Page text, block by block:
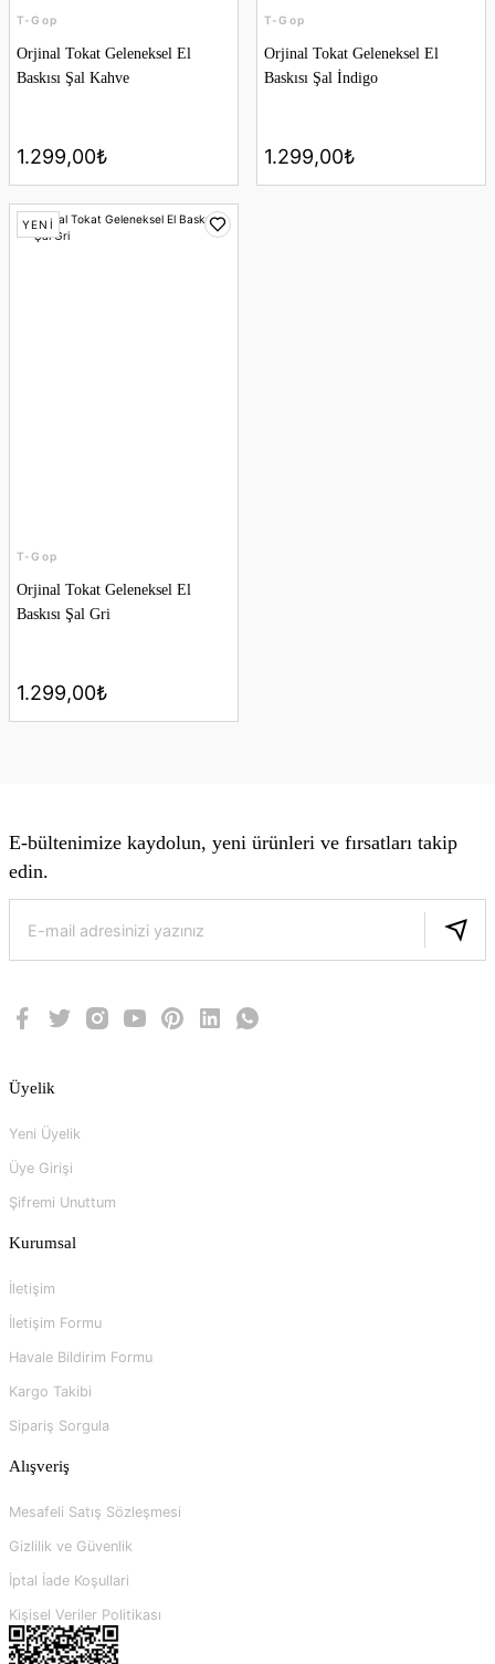
T-Gop
Orjinal Tokat Geleneksel El
Baskısı Şal Kahve
1.299,00₺
T-Gop
Orjinal Tokat Geleneksel El
Baskısı Şal İndigo
1.299,00₺
YENİ
T-Gop
Orjinal Tokat Geleneksel El
Baskısı Şal Gri
1.299,00₺
E-bültenimize kaydolun, yeni ürünleri ve fırsatları takip
edin.
Üyelik
Yeni Üyelik
Üye Girişi
Şifremi Unuttum
Kurumsal
İletişim
İletişim Formu
Havale Bildirim Formu
Kargo Takibi
Sipariş Sorgula
Alışveriş
Mesafeli Satış Sözleşmesi
Gizlilik ve Güvenlik
İptal İade Koşullari
Kişisel Veriler Politikası